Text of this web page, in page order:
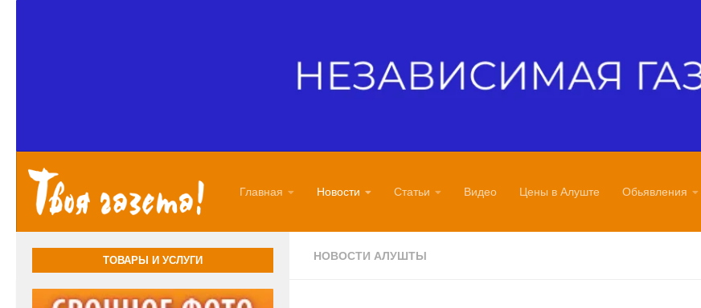
Главная Новости Статьи Видео Цены в Алуште Обьявления
НОВОСТИ АЛУШТЫ
ТОВАРЫ И УСЛУГИ